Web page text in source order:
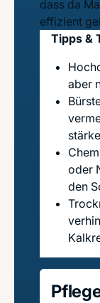
dass da
effizient
Tipps &
aber
oder
den